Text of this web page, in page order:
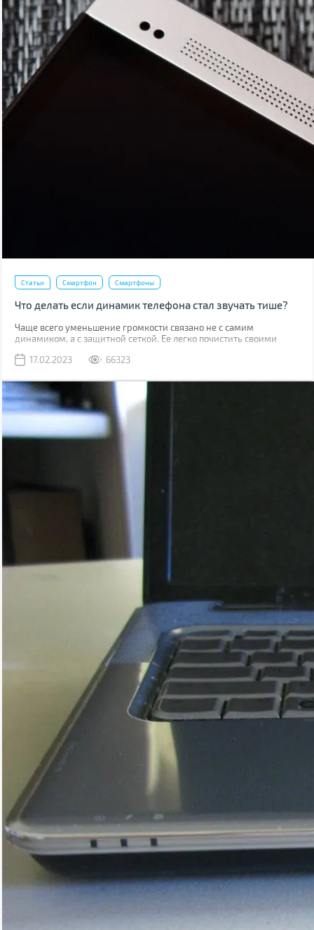
Статьи Смартфон Смартфоны
Что делать если динамик телефона стал звучать тише?
Чаще всего уменьшение громкости связано не с самим
динамиком, а с защитной сеткой. Ее легко почистить своими
необходимое для этого.
17.02.2023 66323